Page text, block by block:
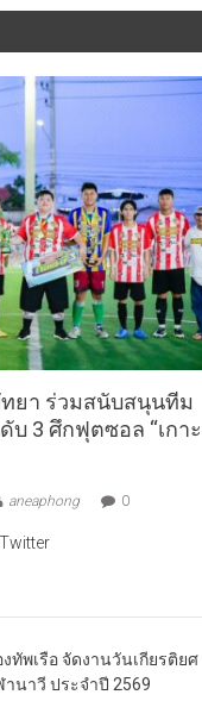
ยา ร่วมสนับสนุนทีม
บ 3 ศึกฟุตซอล “เกาะ
aneaphong 0
งทัพเรือ จัดงานวันเกียรติยศ
านาวี ประจำปี 2569